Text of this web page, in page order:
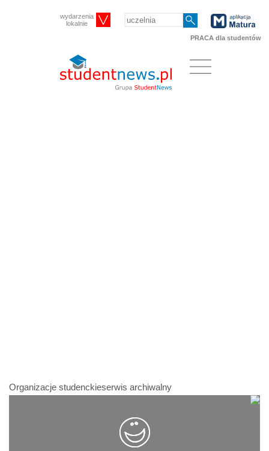
wydarzenia
lokalnie
PRACA dla studentów
Organizacje studenckieserwis archiwalny